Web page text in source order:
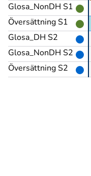
Glosa_NonDH S1
Översättning S1
Glosa_DH S2
Glosa_NonDH S2
Översättning S2